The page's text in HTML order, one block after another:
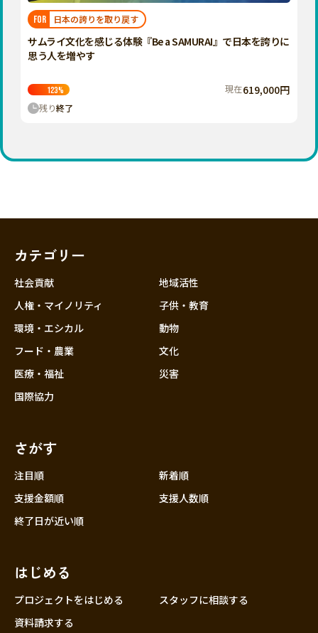
千葉
神奈川
石川
近畿
中国
福岡 佐賀 長崎
鹿児島 沖縄
FOR 日本の誇りを取り戻す
サムライ文化を感じる体験『Be a SAMURAI』で日本を誇りに
思う人を増やす
123% 現在619,000円
残り終了
カテゴリー
社会貢献
人権・マイノリティ
環境・エシカル
フード・農業
医療・福祉
国際協力
地域活性
子供・教育
動物
文化
災害
さがす
注目順
新着順
支援金額順
支援人数順
終了日が近い順
はじめる
プロジェクトをはじめる
スタッフに相談する
資料請求する